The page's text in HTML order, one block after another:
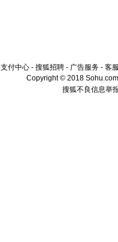
支付中心 - 搜狐招聘 - 广告服务 - 客
Copyright © 2018
搜狐不良信息举